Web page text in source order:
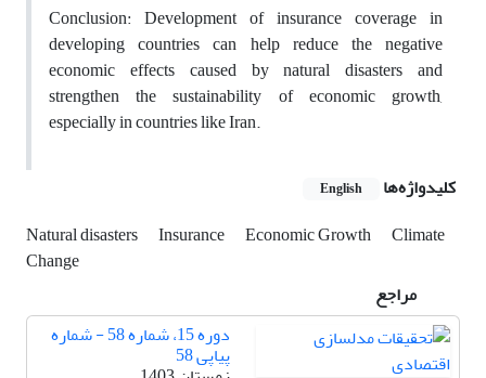
Conclusion: Development of insurance coverage in
developing countries can help reduce the negative
economic effects caused by natural disasters and
strengthen the sustainability of economic growth,
especially in countries like Iran.
کلیدواژه‌ها
English
Natural disasters Insurance Economic Growth
Climate
Change
مراجع
دوره 15، شماره 58 - شماره
پیاپی 58